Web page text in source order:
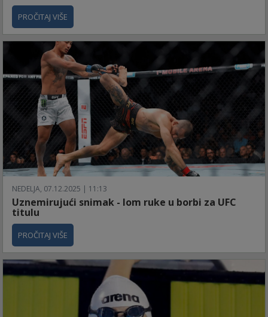
PROČITAJ VIŠE
NEDELJA, 07.12.2025 | 11:13
Uznemirujući snimak - lom ruke u borbi za UFC
titulu
PROČITAJ VIŠE